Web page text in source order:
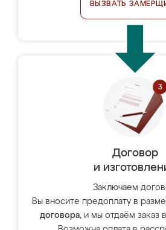
ВЫЗВАТЬ
Договор
и
Заключаем
Вы вносите предоплату в
договора, и мы отдаём заказ